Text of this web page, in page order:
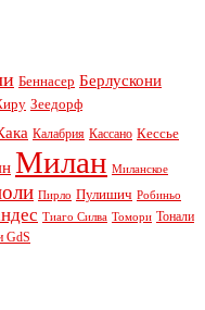
Беннасер Берлускони
Зеедорф
Калабрия Кассано Кессье
Милан Миланское
Пирло Пулишич Робиньо
Тиаго Силва Томори Тонали
GdS